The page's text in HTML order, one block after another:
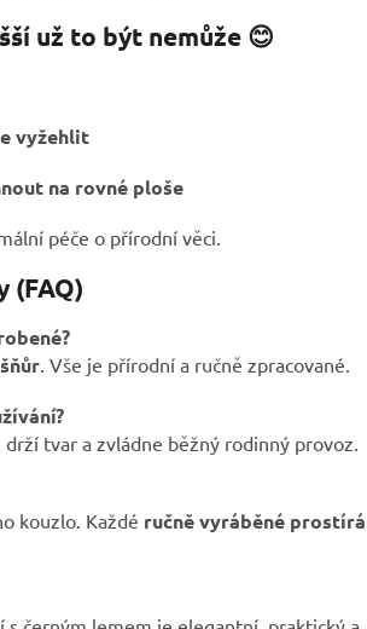
už to být nemůže 😊
vyžehlit
na rovné ploše
péče o přírodní věci.
(FAQ)
. Vše je přírodní a ručně zpracované.
tvar a zvládne běžný rodinný provoz.
kouzlo. Každé ručně vyráběné